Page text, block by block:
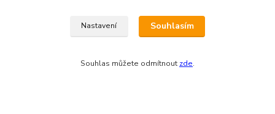
Nastavení Souhlasím
Souhlas můžete odmítnout zde.